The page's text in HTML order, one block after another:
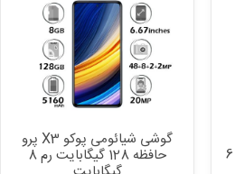
NFC حافظه 64 گیگابایت رم 6
گوشی شیائومی پوکو X3 پرو
حافظه 128 گیگابایت رم 8